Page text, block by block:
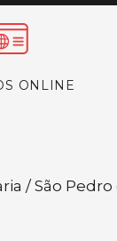
ONLINE
/ São Pedro